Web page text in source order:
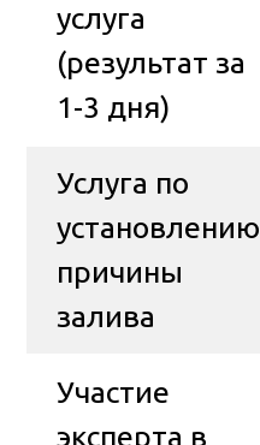
услуга
(результат за
1-3 дня)
Услуга по
установлению
причины
залива
Участие
эксперта в